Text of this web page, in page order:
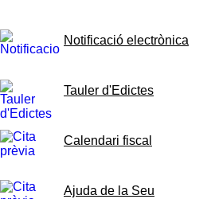
Notificació electrònica
Tauler d'Edictes
Calendari fiscal
Ajuda de la Seu